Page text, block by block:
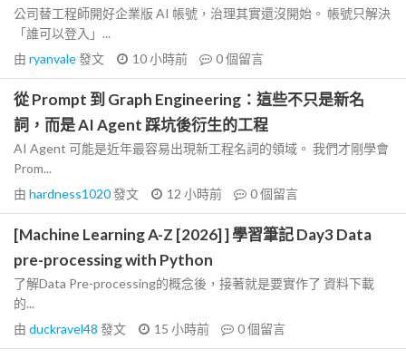
公司替工程師開好企業版 AI 帳號，治理其實還沒開始。 帳號只解決
「誰可以登入」...
由 ryanvale發文 10 小時前 0個留言
從 Prompt 到 Graph Engineering：這些不只是新名
詞，而是 AI Agent 踩坑後衍生的工程
AI Agent 可能是近年最容易出現新工程名詞的領域。 我們才剛學會
Prom...
由 hardness1020發文 12 小時前 0個留言
[Machine Learning A-Z [2026] ] 學習筆記 Day3 Data
pre-processing with Python
了解Data Pre-processing的概念後，接著就是要實作了 資料下載
的...
由 duckravel48 發文 15 小時前 0個留言